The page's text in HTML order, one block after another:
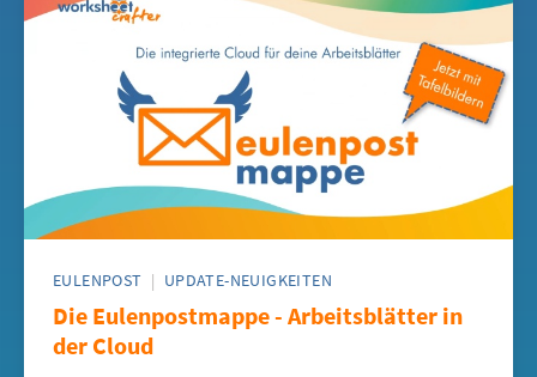
EULENPOST | UPDATE-NEUIGKEITEN
Die Eulenpostmappe - Arbeitsblätter in
der Cloud